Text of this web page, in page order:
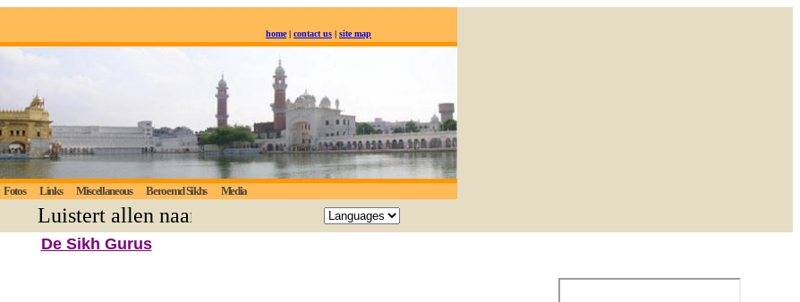
home| contact us | site map
Fotos Links Miscellaneous Beroemd Sikhs Media
Luistert allen naar de eeuwige waarheid; degene die lief heeft zal God verkrijgen. -
De Sikh Gurus